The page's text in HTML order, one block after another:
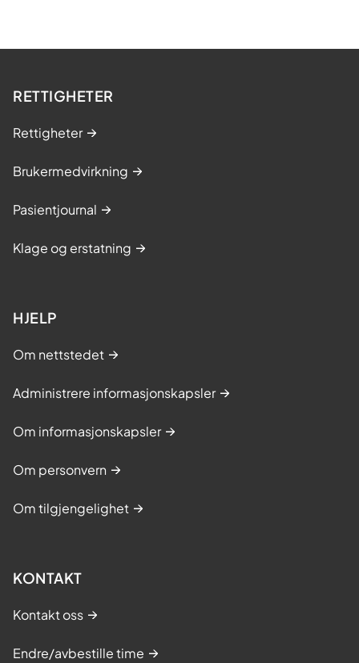
RETTIGHETER
Rettigheter
Brukermedvirkning
Pasientjournal
Klage og erstatning
HJELP
Om nettstedet
Administrere informasjonskapsler
Om informasjonskapsler
Om personvern
Om tilgjengelighet
KONTAKT
Kontakt oss
Endre/avbestille time